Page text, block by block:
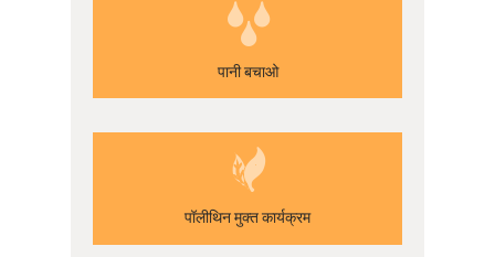
पानी बचाओ
पॉलीथिन मुक्त कार्यक्रम